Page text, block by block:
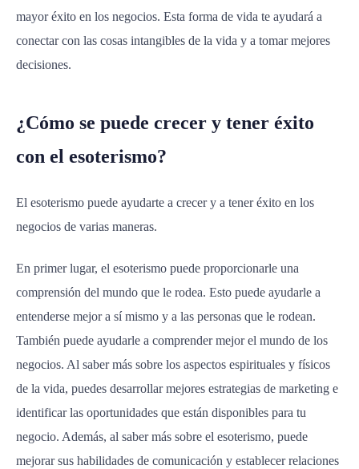
mayor éxito en los negocios. Esta forma de vida te ayudará a
conectar con las cosas intangibles de la vida y a tomar mejores
decisiones.
¿Cómo se puede crecer y tener éxito
con el esoterismo?
El esoterismo puede ayudarte a crecer y a tener éxito en los
negocios de varias maneras.
En primer lugar, el esoterismo puede proporcionarle una
comprensión del mundo que le rodea. Esto puede ayudarle a
entenderse mejor a sí mismo y a las personas que le rodean.
También puede ayudarle a comprender mejor el mundo de los
negocios. Al saber más sobre los aspectos espirituales y físicos
de la vida, puedes desarrollar mejores estrategias de marketing e
identificar las oportunidades que están disponibles para tu
negocio. Además, al saber más sobre el esoterismo, puede
mejorar sus habilidades de comunicación y establecer relaciones